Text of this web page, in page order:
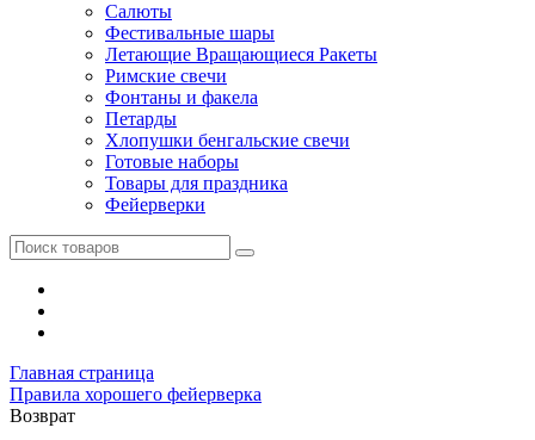
Салюты
Фестивальные шары
Летающие Вращающиеся Ракеты
Римские свечи
Фонтаны и факела
Петарды
Хлопушки бенгальские свечи
Готовые наборы
Товары для праздника
Фейерверки
Главная страница
Правила хорошего фейерверка
Возврат